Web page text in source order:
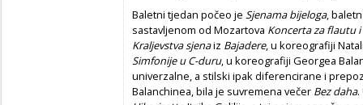
Baletni tjedan počeo je Sjenama bijeloga,
sastavljenom od Mozartova Koncerta za flautu
Kraljevstva sjenaiz Bajadere, u koreografiji
Simfonije u C-duru, u koreografiji Georgea
univerzalne, a stilski ipak diferencirane i
Balanchinea, bila je suvremena večer Bez daha.